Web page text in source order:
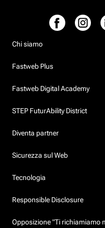
Chi siamo
Fastweb Plus
Fastweb Digital Academy
STEP FuturAbility District
Diventa partner
Sicurezza sul Web
Tecnologia
Responsible Disclosure
Opposizione "Ti richiamiamo